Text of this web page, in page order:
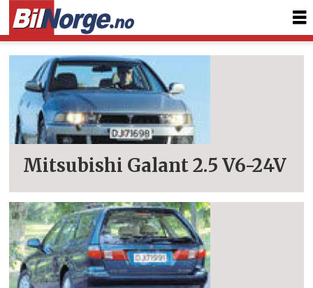
Tag:
galant
Mitsubishi Galant 2.5 V6-24V